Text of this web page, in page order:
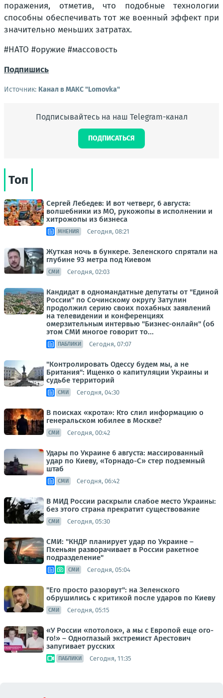
поражения, отметив, что подобные технологии
способны обеспечивать тот же военный эффект при
значительно меньших затратах.
#НАТО #оружие #массовость
Подпишись
Источник: Канал в МАКС "Lomovka"
Подписывайтесь на наш Telegram-канал
ПОДПИСАТЬСЯ
Топ
Сергей Лебедев: И вот четверг, 6 августа:
волшебники из МО, рукожопы в исполнении и
хитрожопы из бизнеса
МНЕНИЯ Сегодня, 08:21
Жуткая ночь в бункере. Зеленского спрятали на
глубине 93 метра под Киевом
СМИ Сегодня, 02:03
Кандидат в одномандатные депутаты от "Единой
России" по Сочинскому округу Затулин
продолжил серию своих похабных заявлений
на телевидении и конференциях
омерзительным интервью "Бизнес-онлайн" (об
этом СМИ многое говорит то...
ПАБЛИКИ Сегодня, 07:07
"Контролировать Одессу будем мы, а не
Британия": Ищенко о капитуляции Украины и
судьбе территорий
СМИ Сегодня, 04:30
В поисках «крота»: Кто слил информацию о
генеральском юбилее в Москве?
СМИ Сегодня, 00:42
Удары по Украине 6 августа: массированный
удар по Киеву, «Торнадо-С» стер подземный
штаб
СМИ Сегодня, 06:42
В МИД России раскрыли слабое место Украины:
без этого страна прекратит существование
СМИ Сегодня, 05:30
СМИ: "КНДР планирует удар по Украине –
Пхеньян разворачивает в России ракетное
подразделение"
СМИ Сегодня, 05:04
"Его просто разорвут": на Зеленского
обрушились с критикой после ударов по Киеву
СМИ Сегодня, 05:15
«У России «потолок», а мы с Европой еще ого-
го!» – Одноглазый экстремист Арестович
запугивает русских
ПАБЛИКИ Сегодня, 11:35